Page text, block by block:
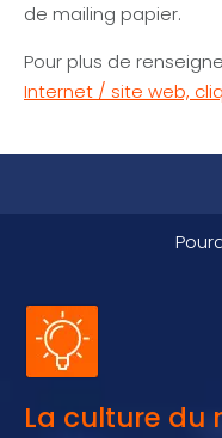
de mailing papier.
Pour plus de
Internet / site web,
La culture du